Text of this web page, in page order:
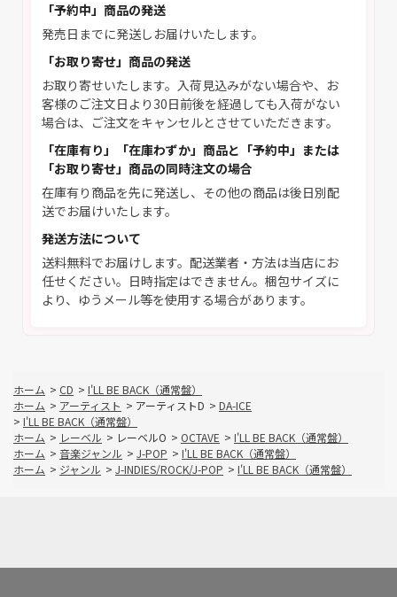
「予約中」商品の発送
発売日までに発送しお届けいたします。
「お取り寄せ」商品の発送
お取り寄せいたします。入荷見込みがない場合や、お
客様のご注文日より30日前後を経過しても入荷がない
場合は、ご注文をキャンセルとさせていただきます。
「在庫有り」「在庫わずか」商品と「予約中」または
「お取り寄せ」商品の同時注文の場合
在庫有り商品を先に発送し、その他の商品は後日別配
送でお届けいたします。
発送方法について
送料無料でお届けします。配送業者・方法は当店にお
任せください。日時指定はできません。梱包サイズに
より、ゆうメール等を使用する場合があります。
ホーム > CD > I'LL BE BACK（通常盤）
ホーム > アーティスト > アーティストD > DA-ICE
> I'LL BE BACK（通常盤）
ホーム > レーベル > レーベルO > OCTAVE > I'LL BE BACK（通常盤）
ホーム > 音楽ジャンル > J-POP > I'LL BE BACK（通常盤）
ホーム > ジャンル > J-INDIES/ROCK/J-POP > I'LL BE BACK（通常盤）